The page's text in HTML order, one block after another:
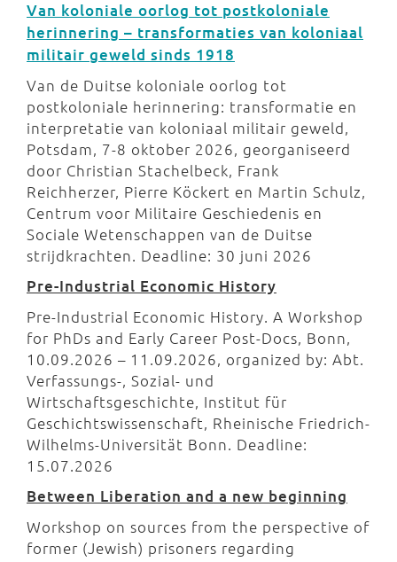
Van koloniale oorlog tot postkoloniale
herinnering – transformaties van koloniaal
militair geweld sinds 1918
Van de Duitse koloniale oorlog tot
postkoloniale herinnering: transformatie en
interpretatie van koloniaal militair geweld,
Potsdam, 7-8 oktober 2026, georganiseerd
door Christian Stachelbeck, Frank
Reichherzer, Pierre Köckert en Martin Schulz,
Centrum voor Militaire Geschiedenis en
Sociale Wetenschappen van de Duitse
strijdkrachten. Deadline: 30 juni 2026
Pre-Industrial Economic History
Pre-Industrial Economic History. A Workshop
for PhDs and Early Career Post-Docs, Bonn,
10.09.2026 – 11.09.2026, organized by: Abt.
Verfassungs-, Sozial- und
Wirtschaftsgeschichte, Institut für
Geschichtswissenschaft, Rheinische Friedrich-
Wilhelms-Universität Bonn. Deadline:
15.07.2026
Between Liberation and a new beginning
Workshop on sources from the perspective of
former (Jewish) prisoners regarding